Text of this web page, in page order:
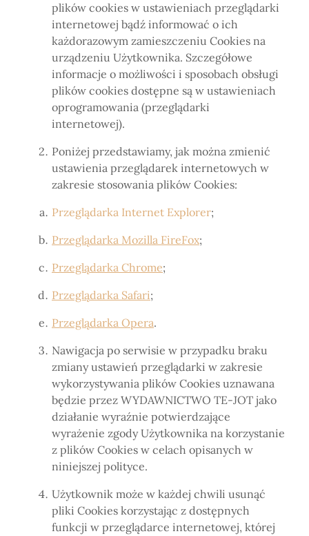
plików cookies w ustawieniach przeglądarki
internetowej bądź informować o ich
każdorazowym zamieszczeniu Cookies na
urządzeniu Użytkownika. Szczegółowe
informacje o możliwości i sposobach obsługi
plików cookies dostępne są w ustawieniach
oprogramowania (przeglądarki
internetowej).
Poniżej przedstawiamy, jak można zmienić
ustawienia przeglądarek internetowych w
zakresie stosowania plików Cookies:
Przeglądarka Internet Explorer;
Przeglądarka Mozilla FireFox;
Przeglądarka Chrome;
Przeglądarka Safari;
Przeglądarka Opera.
Nawigacja po serwisie w przypadku braku
zmiany ustawień przeglądarki w zakresie
wykorzystywania plików Cookies uznawana
będzie przez WYDAWNICTWO TE-JOT jako
działanie wyraźnie potwierdzające
wyrażenie zgody Użytkownika na korzystanie
z plików Cookies w celach opisanych w
niniejszej polityce.
Użytkownik może w każdej chwili usunąć
pliki Cookies korzystając z dostępnych
funkcji w przeglądarce internetowej, której